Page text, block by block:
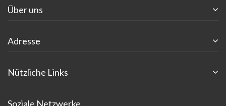
Über uns
Adresse
Nützliche Links
Soziale Netzwerke